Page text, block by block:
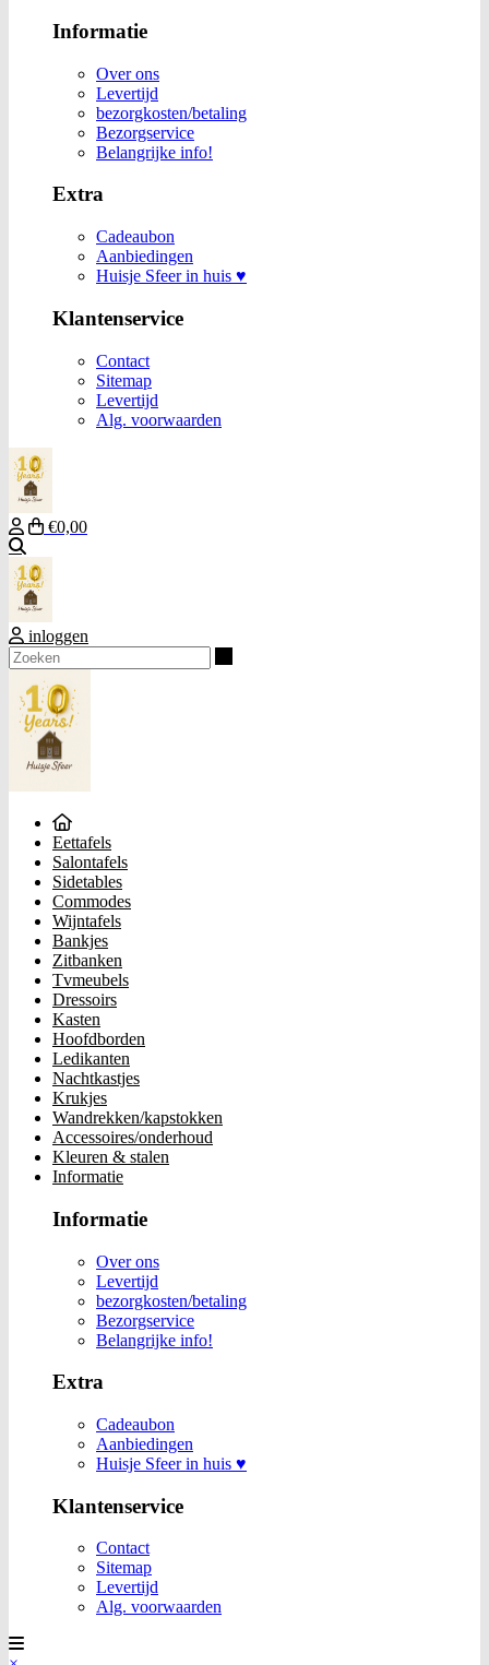
Informatie
Over ons
Levertijd
bezorgkosten/betaling
Bezorgservice
Belangrijke info!
Extra
Cadeaubon
Aanbiedingen
Huisje Sfeer in huis ♥
Klantenservice
Contact
Sitemap
Levertijd
Alg. voorwaarden
€0,00
inloggen
Eettafels
Salontafels
Sidetables
Commodes
Wijntafels
Bankjes
Zitbanken
Tvmeubels
Dressoirs
Kasten
Hoofdborden
Ledikanten
Nachtkastjes
Krukjes
Wandrekken/kapstokken
Accessoires/onderhoud
Kleuren & stalen
Informatie
Informatie
Over ons
Levertijd
bezorgkosten/betaling
Bezorgservice
Belangrijke info!
Extra
Cadeaubon
Aanbiedingen
Huisje Sfeer in huis ♥
Klantenservice
Contact
Sitemap
Levertijd
Alg. voorwaarden